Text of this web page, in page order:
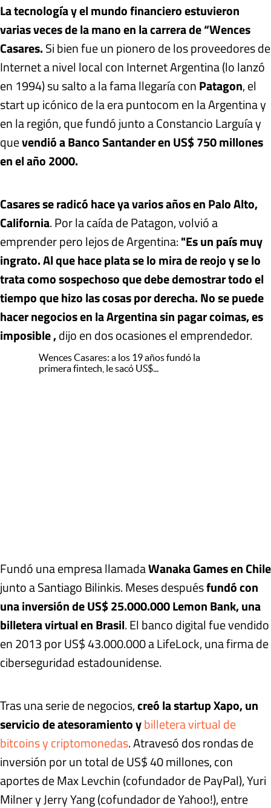
La tecnología y el mundo financiero estuvieron
varias veces de la mano en la carrera de “Wences
Casares.Si bien fue un pionero de los proveedores de
Internet a nivel local con Internet Argentina (lo lanzó
en 1994) su salto a la fama llegaría conPatagon, el
start up icónico de la era puntocom en la Argentina y
en la región, que fundó junto a Constancio Larguía y
quevendió a Banco Santander en US$ 750 millones
en el año 2000.
Casares se radicó hace ya varios años en Palo Alto,
California. Por la caída de Patagon, volvió a
emprender pero lejos de Argentina:"Es un país muy
ingrato. Al que hace plata se lo mira de reojo y se lo
trata como sospechoso que debe demostrar todo el
tiempo que hizo las cosas por derecha. No se puede
hacer negocios en la Argentina sin pagar coimas, es
imposible ,dijo en dos ocasiones el emprendedor.
Wences Casares: a los 19 años fundó la
primera fintech, le sacó US$...
Fundó una empresa llamadaWanaka Games en Chile
junto a Santiago Bilinkis. Meses despuésfundó con
una inversión de US$ 25.000.000 Lemon Bank, una
billetera virtual en Brasil. El banco digital fue vendido
en 2013 por US$ 43.000.000 a LifeLock, una firma de
ciberseguridad estadounidense.
Tras una serie de negocios,creó la startup Xapo, un
servicio de atesoramiento ybilletera virtual de
bitcoins y criptomonedas. Atravesó dos rondas de
inversión por un total de US$ 40 millones, con
aportes de Max Levchin (cofundador de PayPal), Yuri
Milner y Jerry Yang (cofundador de Yahoo!), entre